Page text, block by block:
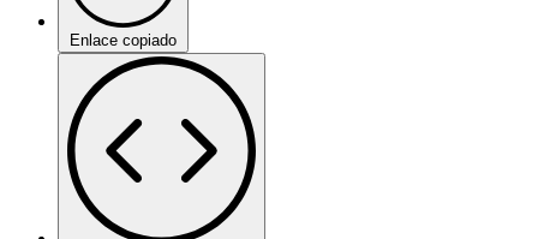
Enlace copiado